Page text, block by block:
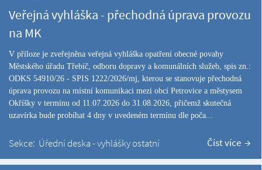
Veřejná vyhláška - přechodná úprava provozu
na MK
V příloze je zveřejněna veřejná vyhláška opatření obecné povahy
Městského úřadu Třebíč, odboru dopravy a komunálních služeb, spis zn.:
ODKS 54910/26 - SPIS 1222/2026/mj, kterou se stanovuje přechodná
úprava provozu na místní komunikaci mezi obcí Petrovice a městysem
Okříšky v termínu od 11.07.2026 do 31.08.2026, přičemž skutečná
uzavírka bude probíhat 4 dny v uvedeném termínu dle poča...
Sekce: Úřední deska - vyhlášky ostatní Číst více